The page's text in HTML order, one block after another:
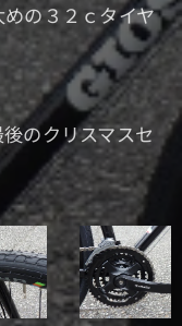
の３２ｃタイヤ
のクリスマスセ